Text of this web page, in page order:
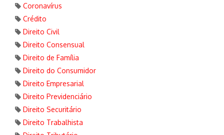
Coronavírus
Crédito
Direito Civil
Direito Consensual
Direito de Família
Direito do Consumidor
Direito Empresarial
Direito Previdenciário
Direito Securitário
Direito Trabalhista